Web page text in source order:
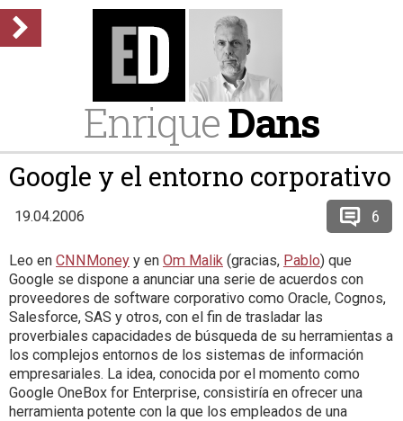
EnriqueDans
Google y el entorno corporativo
19.04.2006 6
Leo en CNNMoney y en Om Malik (gracias, Pablo) que
Google se dispone a anunciar una serie de acuerdos con
proveedores de software corporativo como Oracle, Cognos,
Salesforce, SAS y otros, con el fin de trasladar las
proverbiales capacidades de búsqueda de su herramientas a
los complejos entornos de los sistemas de información
empresariales. La idea, conocida por el momento como
Google OneBox for Enterprise, consistiría en ofrecer una
herramienta potente con la que los empleados de una